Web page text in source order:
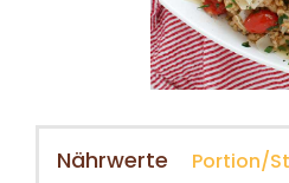
Nährwerte
Portion/